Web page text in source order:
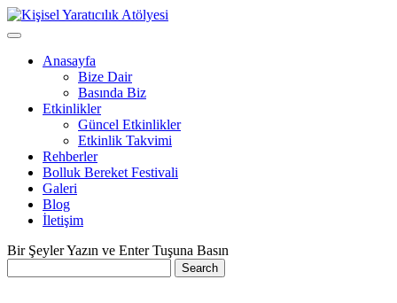
Anasayfa
Bize Dair
Basında Biz
Etkinlikler
Güncel Etkinlikler
Etkinlik Takvimi
Rehberler
Bolluk Bereket Festivali
Galeri
Blog
İletişim
Bir Şeyler Yazın ve Enter Tuşuna Basın